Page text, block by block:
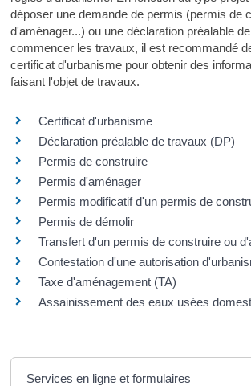
déposer une demande de permis (permis de
d'aménager...) ou une déclaration préalable
commencer les travaux, il est recommandé
certificat d'urbanisme pour obtenir des
faisant l'objet de travaux.
Certificat d'urbanisme
Déclaration préalable de travaux (DP)
Permis de construire
Permis d'aménager
Permis modificatif d'un permis de
Permis de démolir
Transfert d'un permis de construire ou
Contestation d'une autorisation
Taxe d'aménagement (TA)
Assainissement des eaux usées
Services en ligne et formulaires